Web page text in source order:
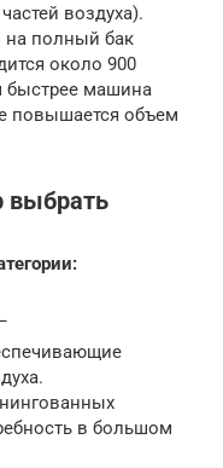
воздуха).
на полный бак
около 900
быстрее машина
повышается объем
выбрать
в большом